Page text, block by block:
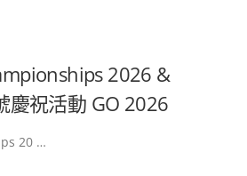
2026 &
慶祝活動 GO 2026
20 …